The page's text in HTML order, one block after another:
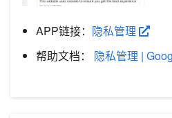
APP链接： 隐私管理
帮助文档： 隐私管理 |